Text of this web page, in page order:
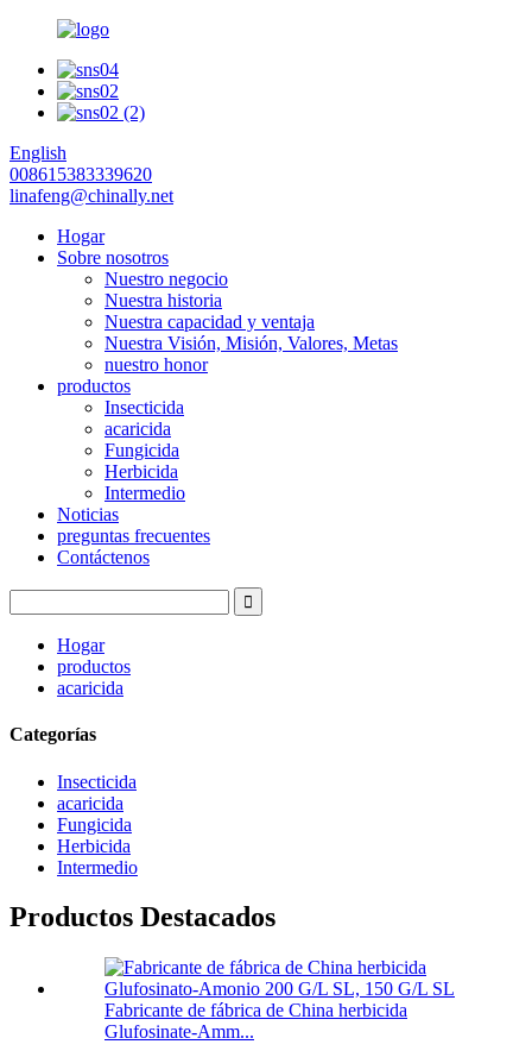
English
008615383339620
linafeng@chinally.net
Hogar
Sobre nosotros
Nuestro negocio
Nuestra historia
Nuestra capacidad y ventaja
Nuestra Visión, Misión, Valores, Metas
nuestro honor
productos
Insecticida
acaricida
Fungicida
Herbicida
Intermedio
Noticias
preguntas frecuentes
Contáctenos
Hogar
productos
acaricida
Categorías
Insecticida
acaricida
Fungicida
Herbicida
Intermedio
Productos Destacados
Fabricante de fábrica de China herbicida
Glufosinate-Amm...